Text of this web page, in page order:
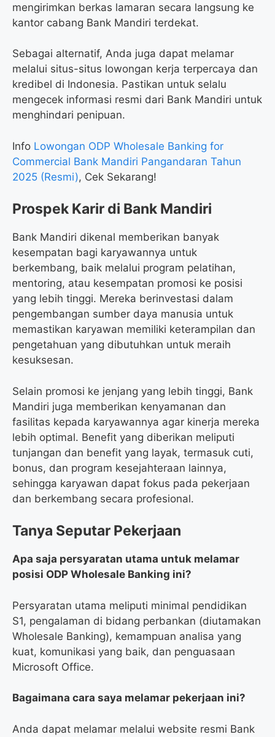
mengirimkan berkas lamaran secara langsung ke
kantor cabang Bank Mandiri terdekat.
Sebagai alternatif, Anda juga dapat melamar
melalui situs-situs lowongan kerja terpercaya dan
kredibel di Indonesia. Pastikan untuk selalu
mengecek informasi resmi dari Bank Mandiri untuk
menghindari penipuan.
Info Lowongan ODP Wholesale Banking for
Commercial Bank Mandiri Pangandaran Tahun
2025 (Resmi), Cek Sekarang!
Prospek Karir di Bank Mandiri
Bank Mandiri dikenal memberikan banyak
kesempatan bagi karyawannya untuk
berkembang, baik melalui program pelatihan,
mentoring, atau kesempatan promosi ke posisi
yang lebih tinggi. Mereka berinvestasi dalam
pengembangan sumber daya manusia untuk
memastikan karyawan memiliki keterampilan dan
pengetahuan yang dibutuhkan untuk meraih
kesuksesan.
Selain promosi ke jenjang yang lebih tinggi, Bank
Mandiri juga memberikan kenyamanan dan
fasilitas kepada karyawannya agar kinerja mereka
lebih optimal. Benefit yang diberikan meliputi
tunjangan dan benefit yang layak, termasuk cuti,
bonus, dan program kesejahteraan lainnya,
sehingga karyawan dapat fokus pada pekerjaan
dan berkembang secara profesional.
Tanya Seputar Pekerjaan
Apa saja persyaratan utama untuk melamar
posisi ODP Wholesale Banking ini?
Persyaratan utama meliputi minimal pendidikan
S1, pengalaman di bidang perbankan (diutamakan
Wholesale Banking), kemampuan analisa yang
kuat, komunikasi yang baik, dan penguasaan
Microsoft Office.
Bagaimana cara saya melamar pekerjaan ini?
Anda dapat melamar melalui website resmi Bank